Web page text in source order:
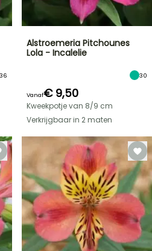
36
Alstroemeria Pitchounes
Lola - Incalelie
30
Vanaf€ 9,50
Kweekpotje van 8/9 cm
Verkrijgbaar in 2 maten